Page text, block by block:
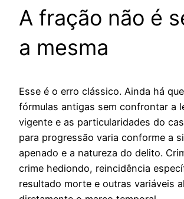
A fração não é
a mesma
Esse é o erro clássico. Ainda há
fórmulas antigas sem confrontar a
vigente e as particularidades do
para progressão varia conforme a
apenado e a natureza do delito.
crime hediondo, reincidência
resultado morte e outras variáveis